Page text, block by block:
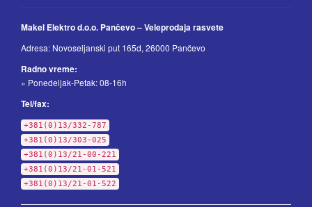
Makel Elektro d.o.o. Pančevo – Veleprodaja rasvete
Adresa: Novoseljanski put 165d, 26000 Pančevo
Radno vreme:
» Ponedeljak-Petak: 08-16h
Tel/fax:
+381(0)13/332-787
+381(0)13/303-025
+381(0)13/21-00-221
+381(0)13/21-01-521
+381(0)13/21-01-522